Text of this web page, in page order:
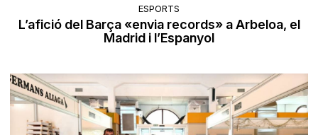
ESPORTS
L’afició del Barça «envia records» a Arbeloa, el
Madrid i l’Espanyol